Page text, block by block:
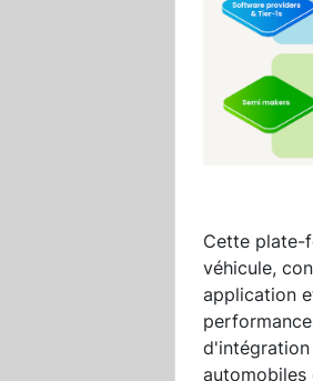
Cette plate-
véhicule,
application
automobiles